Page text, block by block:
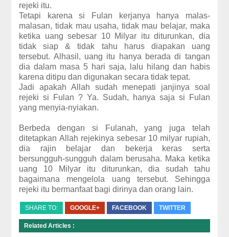
rejeki itu.
Tetapi karena si Fulan kerjanya hanya malas-
malasan, tidak mau usaha, tidak mau belajar, maka
ketika uang sebesar 10 Milyar itu diturunkan, dia
tidak siap & tidak tahu harus diapakan uang
tersebut. Alhasil, uang itu hanya berada di tangan
dia dalam masa 5 hari saja, lalu hilang dan habis
karena ditipu dan digunakan secara tidak tepat.
Jadi apakah Allah sudah menepati janjinya soal
rejeki si Fulan ? Ya. Sudah, hanya saja si Fulan
yang menyia-nyiakan.
Berbeda dengan si Fulanah, yang juga telah
ditetapkan Allah rejekinya sebesar 10 milyar rupiah,
dia rajin belajar dan bekerja keras serta
bersungguh-sungguh dalam berusaha. Maka ketika
uang 10 Milyar itu diturunkan, dia sudah tahu
bagaimana mengelola uang tersebut. Sehingga
rejeki itu bermanfaat bagi dirinya dan orang lain.
SHARE TO: GOOGLE+ FACEBOOK TWITTER
Related Articles :